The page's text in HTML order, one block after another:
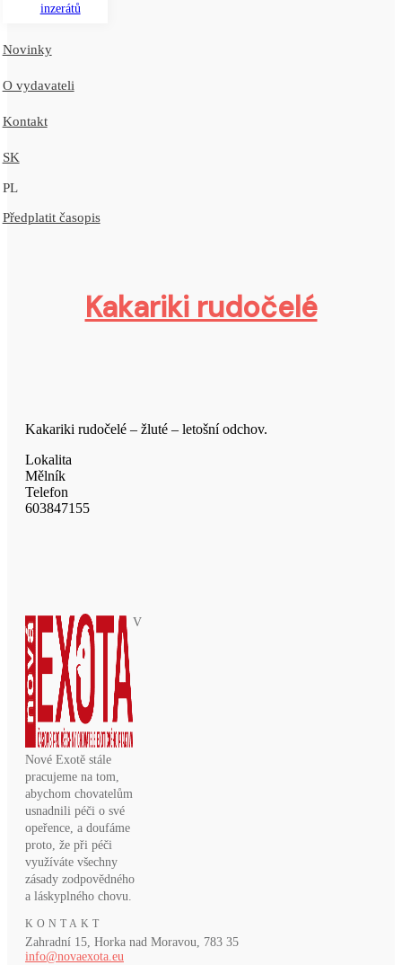
inzerátů
Novinky
O vydavateli
Kontakt
SK
PL
Předplatit časopis
Kakariki rudočelé
Kakariki rudočelé – žluté – letošní odchov.
Lokalita
Mělník
Telefon
603847155
V
Nové Exotě stále
pracujeme na tom,
abychom chovatelům
usnadnili péči o své
opeřence, a doufáme
proto, že při péči
využíváte všechny
zásady zodpovědného
a láskyplného chovu.
KONTAKT
Zahradní 15, Horka nad Moravou, 783 35
info@novaexota.eu